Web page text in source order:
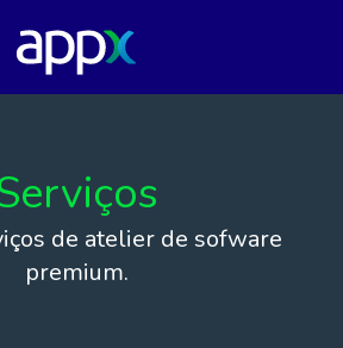
de atelier de sofware
premium.